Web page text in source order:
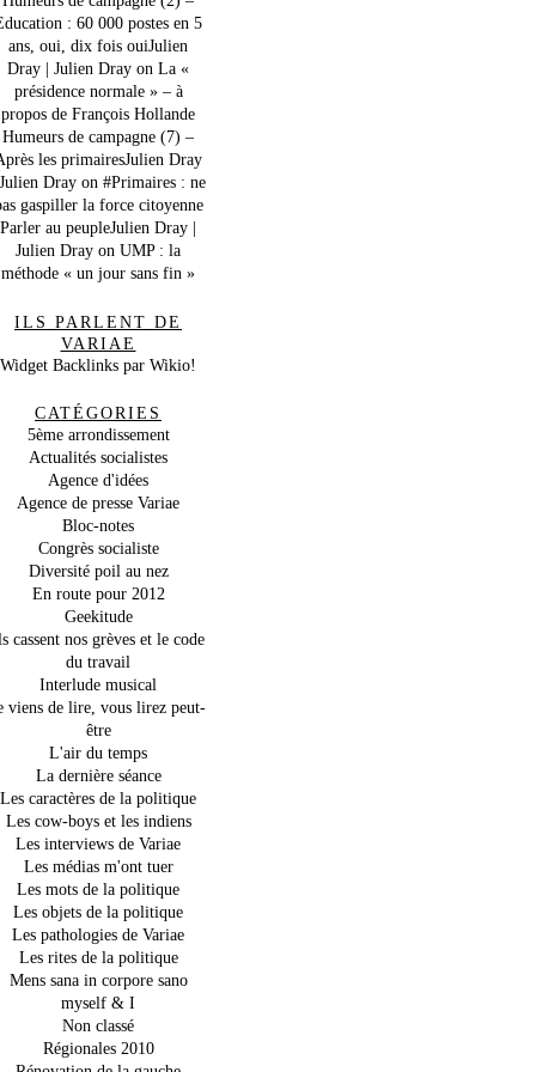
: 60 000 postes en 5
ans, oui, dix fois ouiJulien
Dray | Julien Dray on La «
présidence normale » – à
propos de François Hollande
Humeurs de campagne (7) –
les primairesJulien Dray
Dray on #Primaires : ne
gaspiller la force citoyenne
Parler au peupleJulien Dray |
Julien Dray on UMP : la
méthode « un jour sans fin »
ILS PARLENT DE
VARIAE
Widget Backlinks par Wikio!
CATÉGORIES
5ème arrondissement
Actualités socialistes
Agence d'idées
Agence de presse Variae
Bloc-notes
Congrès socialiste
Diversité poil au nez
En route pour 2012
Geekitude
cassent nos grèves et le code
du travail
Interlude musical
viens de lire, vous lirez peut-
être
L'air du temps
La dernière séance
Les caractères de la politique
Les cow-boys et les indiens
Les interviews de Variae
Les médias m'ont tuer
Les mots de la politique
Les objets de la politique
Les pathologies de Variae
Les rites de la politique
Mens sana in corpore sano
myself & I
Non classé
Régionales 2010